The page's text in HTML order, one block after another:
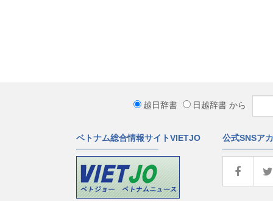
越日辞書 日越辞書 から
ベトナム総合情報サイトVIETJO 公式SNSア